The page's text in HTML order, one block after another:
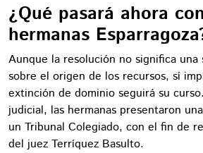
¿Qué pasará ahora
hermanas
Aunque la resolución no significa
sobre el origen de los recursos, sí
extinción de dominio seguirá su
judicial, las hermanas presentaron
un Tribunal Colegiado, con el fin de
del juez Terríquez Basulto.